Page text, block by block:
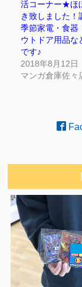
活コーナー★ほ
き致しました！
季節家電・食器
ウトドア用品な
です♪
2018年8月12日
マンガ倉庫佐々